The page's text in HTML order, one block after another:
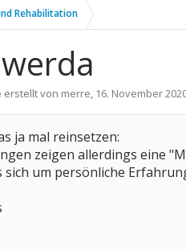
Rehabilitation
erstellt von merre, 16. November
ja mal reinsetzen:
zeigen allerdings eine
sich um persönliche